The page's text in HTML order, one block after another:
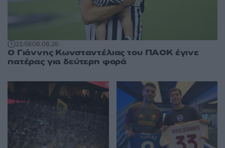
21:5808.08.26
Ο Γιάννης Κωνσταντέλιας του ΠΑΟΚ έγινε
πατέρας για δεύτερη φορά